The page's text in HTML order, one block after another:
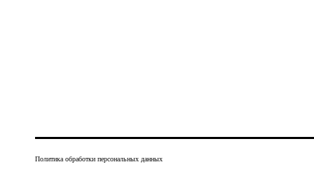
Политика обработки персональных данных